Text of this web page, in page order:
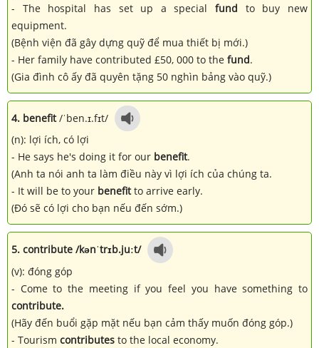
- The hospital has set up a specialfund to buy new
equipment.
(Bệnh viện đã gây dựng quỹ để mua thiết bị mới.)
- Her family have contributed £50, 000 to the fund.
(Gia đình cô ấy đã quyên tặng 50 nghìn bảng vào quỹ.)
4. benefit/ˈben.ɪ.fɪt/
(n): lợi ích, có lợi
- He says he's doing it for our benefit.
(Anh ta nói anh ta làm điều này vì lợi ích của chúng ta.
- It will be to your benefitto arrive early.
(Đó sẽ có lợi cho bạn nếu đến sớm.)
5. contribute /kənˈtrɪb.juːt/
(v): đóng góp
- Come to the meeting if you feel you have something to
contribute.
(Hãy đến buổi gặp mặt nếu bạn cảm thấy muốn đóng góp.)
- Tourism contributes to the local economy.